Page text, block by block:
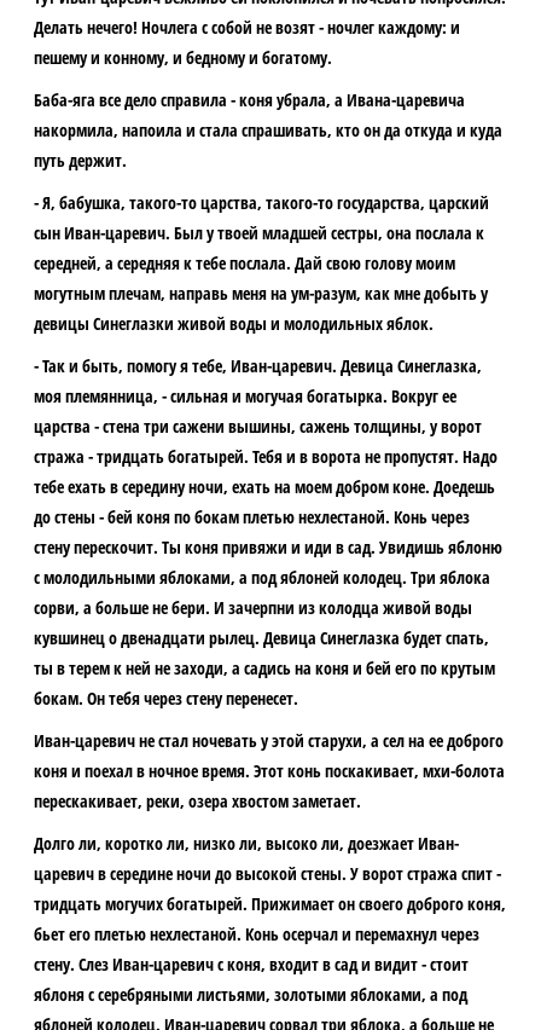
Делать нечего! Ночлега с собой не возят - ночлег каждому: и
пешему и конному, и бедному и богатому.
Баба-яга все дело справила - коня убрала, а Ивана-царевича
накормила, напоила и стала спрашивать, кто он да откуда и куда
путь держит.
- Я, бабушка, такого-то царства, такого-то государства, царский
сын Иван-царевич. Был у твоей младшей сестры, она послала к
середней, а середняя к тебе послала. Дай свою голову моим
могутным плечам, направь меня на ум-разум, как мне добыть у
девицы Синеглазки живой воды и молодильных яблок.
- Так и быть, помогу я тебе, Иван-царевич. Девица Синеглазка,
моя племянница, - сильная и могучая богатырка. Вокруг ее
царства - стена три сажени вышины, сажень толщины, у ворот
стража - тридцать богатырей. Тебя и в ворота не пропустят. Надо
тебе ехать в середину ночи, ехать на моем добром коне. Доедешь
до стены - бей коня по бокам плетью нехлестаной. Конь через
стену перескочит. Ты коня привяжи и иди в сад. Увидишь яблоню
с молодильными яблоками, а под яблоней колодец. Три яблока
сорви, а больше не бери. И зачерпни из колодца живой воды
кувшинец о двенадцати рылец. Девица Синеглазка будет спать,
ты в терем к ней не заходи, а садись на коня и бей его по крутым
бокам. Он тебя через стену перенесет.
Иван-царевич не стал ночевать у этой старухи, а сел на ее доброго
коня и поехал в ночное время. Этот конь поскакивает, мхи-болота
перескакивает, реки, озера хвостом заметает.
Долго ли, коротко ли, низко ли, высоко ли, доезжает Иван-
царевич в середине ночи до высокой стены. У ворот стража спит -
тридцать могучих богатырей. Прижимает он своего доброго коня,
бьет его плетью нехлестаной. Конь осерчал и перемахнул через
стену. Слез Иван-царевич с коня, входит в сад и видит - стоит
яблоня с серебряными листьями, золотыми яблоками, а под
яблоней колодец. Иван-царевич сорвал три яблока, а больше не